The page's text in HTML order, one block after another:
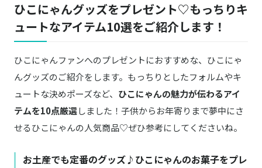
ひこにゃんグッズをプレゼント♡もっちりキ
ュートなアイテム10選をご紹介します！
ひこにゃんファンへのプレゼントにおすすめな、ひこにゃ
んグッズのご紹介をします。もっちりとしたフォルムやキ
ュートな決めポーズなど、 ひこにゃんの魅力が伝わるアイ
テムを10点厳選しました！子供からお年寄りまで夢中にさ
せるひこにゃんの人気商品♡ぜひ参考にしてくださいね。
お土産でも定番のグッズ♪ひこにゃんのお菓子をプレ